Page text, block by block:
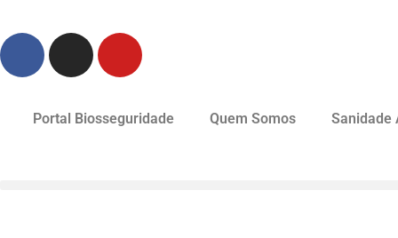
Portal Biosseguridade Quem Somos Sanidade